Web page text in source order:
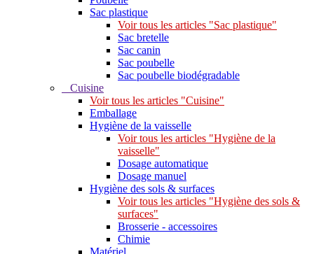
Sac plastique
Voir tous les articles "Sac plastique"
Sac bretelle
Sac canin
Sac poubelle
Sac poubelle biodégradable
Cuisine
Voir tous les articles "Cuisine"
Emballage
Hygiène de la vaisselle
Voir tous les articles "Hygiène de la
vaisselle"
Dosage automatique
Dosage manuel
Hygiène des sols & surfaces
Voir tous les articles "Hygiène des sols &
surfaces"
Brosserie - accessoires
Chimie
Matériel